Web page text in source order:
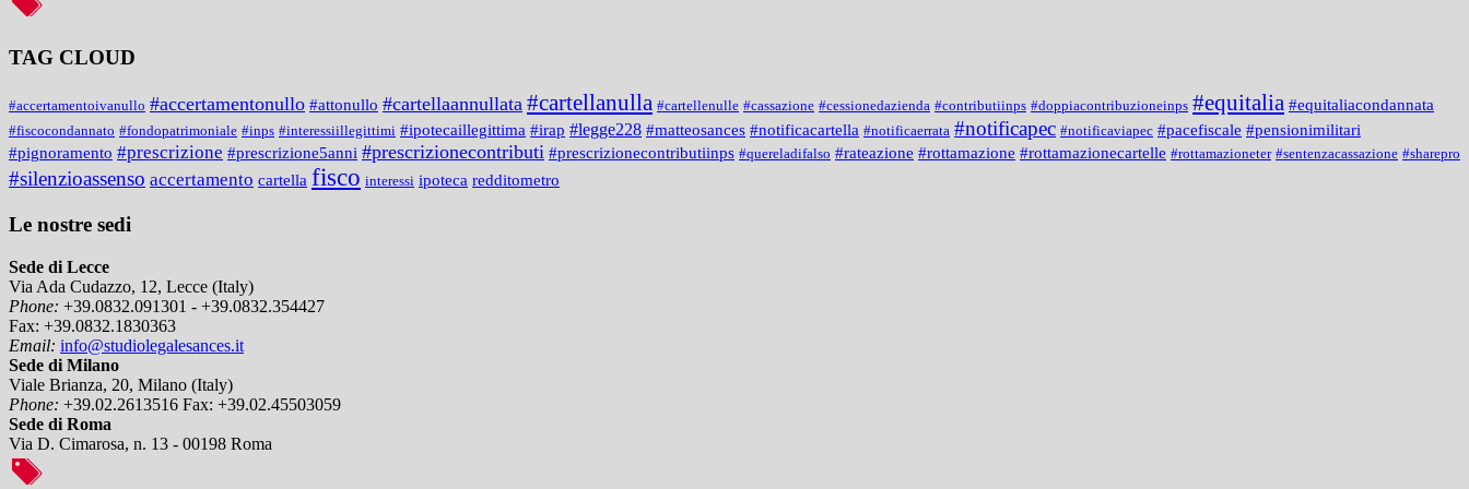
TAG CLOUD
#accertamentoivanullo #accertamentonullo #attonullo #cartellaannullata #cartellanulla #cartellenulle #cassazione #cessionedazienda #contributiinps #doppiacontribuzioneinps #equitalia #equitaliacondannata
#fiscocondannato #fondopatrimoniale #inps #interessiillegittimi #ipotecaillegittima #irap #legge228 #matteosances #notificacartella #notificaerrata #notificapec #notificaviapec #pacefiscale #pensionimilitari
#pignoramento #prescrizione #prescrizione5anni #prescrizionecontributi #prescrizionecontributiinps #quereladifalso #rateazione #rottamazione #rottamazionecartelle #rottamazioneter #sentenzacassazione #sharepro
#silenzioassenso accertamento cartella fisco interessi ipoteca redditometro
Le nostre sedi
Sede di Lecce
Via Ada Cudazzo, 12, Lecce (Italy)
Phone: +39.0832.091301 - +39.0832.354427
Fax: +39.0832.1830363
Email: info@studiolegalesances.it
Sede di Milano
Viale Brianza, 20, Milano (Italy)
Phone: +39.02.2613516 Fax: +39.02.45503059
Sede di Roma
Via D. Cimarosa, n. 13 - 00198 Roma